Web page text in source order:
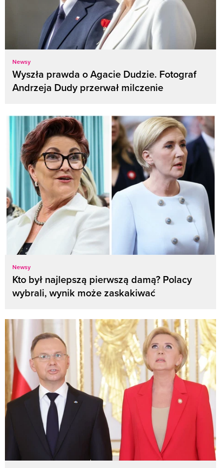
Newsy
Wyszła prawda o Agacie Dudzie. Fotograf
Andrzeja Dudy przerwał milczenie
Newsy
Kto był najlepszą pierwszą damą? Polacy
wybrali, wynik może zaskakiwać